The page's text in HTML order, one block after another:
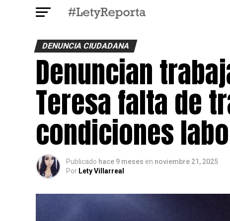
DENUNCIA CIUDADANA
Denuncian
Teresa falta de
condiciones
Publicado hace 9 meses en noviembre 21, 2025
Por Lety Villarreal